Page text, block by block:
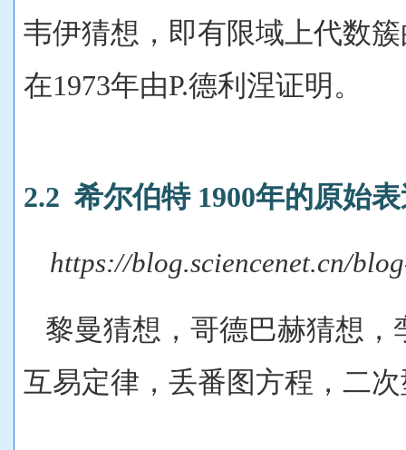
韦伊猜想，即有限域上代数
在1973年由P.德利涅证明。
2.2 希尔伯特 1900年的原始
https://blog.sciencenet.cn/
黎曼猜想，哥德巴赫猜想，
互易定律，丢番图方程，二